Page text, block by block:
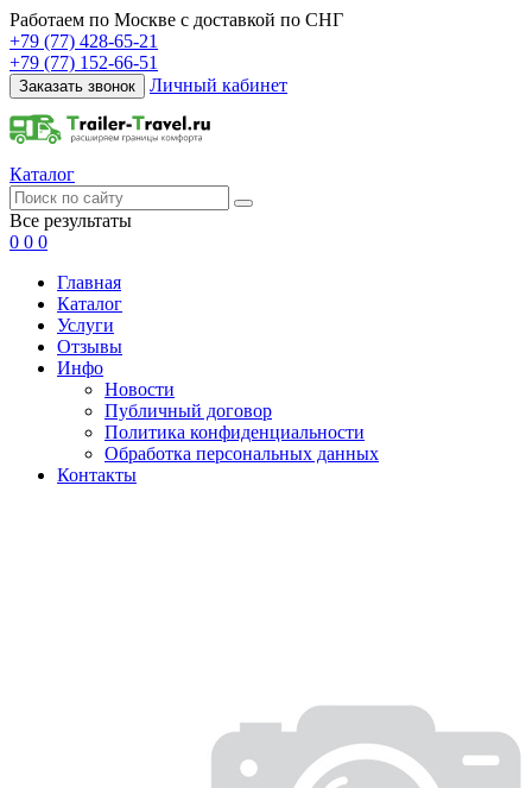
Работаем по Москве с доставкой по СНГ
+79 (77) 428-65-21
+79 (77) 152-66-51
Заказать звонок Личный кабинет
Каталог
Все результаты
0 0 0
Главная
Каталог
Услуги
Отзывы
Инфо
Новости
Публичный договор
Политика конфиденциальности
Обработка персональных данных
Контакты